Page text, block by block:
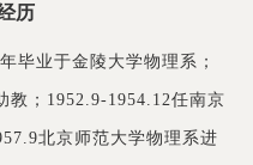
历
毕业于金陵大学物理系；
教；1952.9-1954.12任南京
北京师范大学物理系进